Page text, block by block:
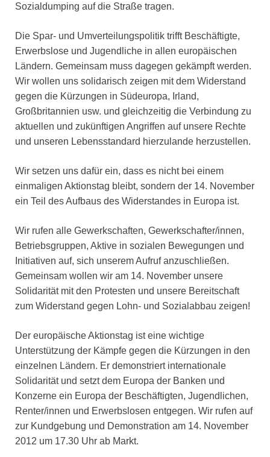
Sozialdumping auf die Straße tragen.
Die Spar- und Umverteilungspolitik trifft Beschäftigte,
Erwerbslose und Jugendliche in allen europäischen
Ländern. Gemeinsam muss dagegen gekämpft werden.
Wir wollen uns solidarisch zeigen mit dem Widerstand
gegen die Kürzungen in Südeuropa, Irland,
Großbritannien usw. und gleichzeitig die Verbindung zu
aktuellen und zukünftigen Angriffen auf unsere Rechte
und unseren Lebensstandard hierzulande herzustellen.
Wir setzen uns dafür ein, dass es nicht bei einem
einmaligen Aktionstag bleibt, sondern der 14. November
ein Teil des Aufbaus des Widerstandes in Europa ist.
Wir rufen alle Gewerkschaften, Gewerkschafter/innen,
Betriebsgruppen, Aktive in sozialen Bewegungen und
Initiativen auf, sich unserem Aufruf anzuschließen.
Gemeinsam wollen wir am 14. November unsere
Solidarität mit den Protesten und unsere Bereitschaft
zum Widerstand gegen Lohn- und Sozialabbau zeigen!
Der europäische Aktionstag ist eine wichtige
Unterstützung der Kämpfe gegen die Kürzungen in den
einzelnen Ländern. Er demonstriert internationale
Solidarität und setzt dem Europa der Banken und
Konzerne ein Europa der Beschäftigten, Jugendlichen,
Renter/innen und Erwerbslosen entgegen. Wir rufen auf
zur Kundgebung und Demonstration am 14. November
2012 um 17.30 Uhr ab Markt.